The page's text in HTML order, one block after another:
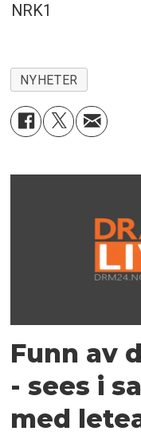
NRK1
NYHETER
Funn av
- sees i
med